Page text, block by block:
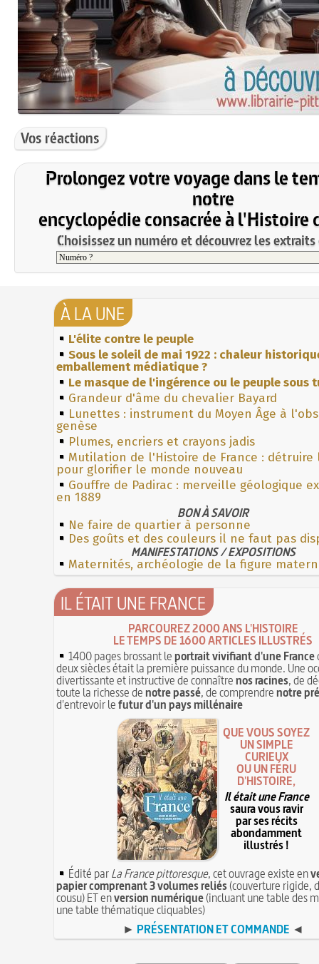
Vos réactions
Prolongez votre voyage dans le
notre
encyclopédie consacrée à l'Histoire
Choisissez un numéro et découvrez les
À LA UNE
L'élite contre le peuple
Sous le soleil de mai 1922 : chaleur
emballement médiatique ?
Le masque de l'ingérence ou le peuple sous
Grandeur d'âme du chevalier Bayard
Lunettes : instrument du Moyen Âge à
genèse
Plumes, encriers et crayons jadis
Mutilation de l'Histoire de France : détruire
pour glorifier le monde nouveau
Gouffre de Padirac : merveille géologique
en 1889
BON À SAVOIR
Ne faire de quartier à personne
Des goûts et des couleurs il ne faut pas
MANIFESTATIONS / EXPOSITIONS
Maternités, archéologie de la figure
IL ÉTAIT UNE FRANCE
PARCOUREZ 2000 ANS L'HISTOIRE
LE TEMPS DE 1600 ARTICLES ILLUSTRÉS
1400 pages brossant leportrait vivifiant d'une France
deux siècles était la première puissance du monde. Une
divertissante et instructive de connaîtrenos racines, de
toute la richesse denotre passé, de comprendrenotre
d'entrevoir lefutur d'un pays millénaire
QUE VOUS SOYEZ
UN SIMPLE
CURIEUX
OU UN FÉRU
D'HISTOIRE,
Il était une France
saura vous ravir
par ses récits
abondamment
illustrés !
Édité parLa France pittoresque, cet ouvrage existe en
papier comprenant 3 volumes reliés(couverture rigide,
cousu) ET enversion numérique(incluant une table des
une table thématique cliquables)
► PRÉSENTATION ET COMMANDE ◄